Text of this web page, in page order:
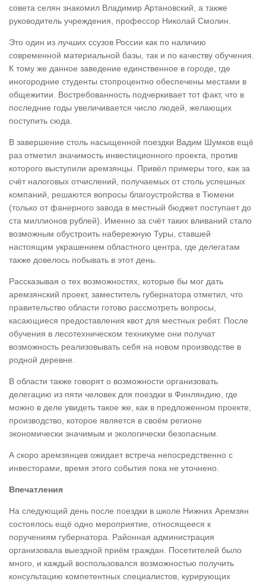
совета селян знакомил Владимир Артановский, а также
руководитель учреждения, профессор Николай Смолин.
Это один из лучших ссузов России как по наличию
современной материальной базы, так и по качеству обучения.
К тому же данное заведение единственное в городе, где
иногородние студенты стопроцентно обеспечены местами в
общежитии. Востребованность подчеркивает тот факт, что в
последние годы увеличивается число людей, желающих
поступить сюда.
В завершение столь насыщенной поездки Вадим Шумков ещё
раз отметил значимость инвестиционного проекта, против
которого выступили аремзянцы. Привёл примеры того, как за
счёт налоговых отчислений, получаемых от столь успешных
компаний, решаются вопросы благоустройства в Тюмени
(только от фанерного завода в местный бюджет поступает до
ста миллионов рублей). Именно за счёт таких вливаний стало
возможным обустроить набережную Туры, ставшей
настоящим украшением областного центра, где делегатам
также довелось побывать в этот день.
Рассказывая о тех возможностях, которые бы мог дать
аремзянский проект, заместитель губернатора отметил, что
правительство области готово рассмотреть вопросы,
касающиеся предоставления квот для местных ребят. После
обучения в лесотехническом техникуме они получат
возможность реализовывать себя на новом производстве в
родной деревне.
В области также говорят о возможности организовать
делегацию из пяти человек для поездки в Финляндию, где
можно в деле увидеть такое же, как в предложенном проекте,
производство, которое является в своём регионе
экономически значимым и экологически безопасным.
А скоро аремзянцев ожидает встреча непосредственно с
инвесторами, время этого события пока не уточнено.
Впечатления
На следующий день после поездки в школе Нижних Аремзян
состоялось ещё одно мероприятие, относящееся к
поручениям губернатора. Районная администрация
организовала выездной приём граждан. Посетителей было
много, и каждый воспользовался возможностью получить
консультацию компетентных специалистов, курирующих